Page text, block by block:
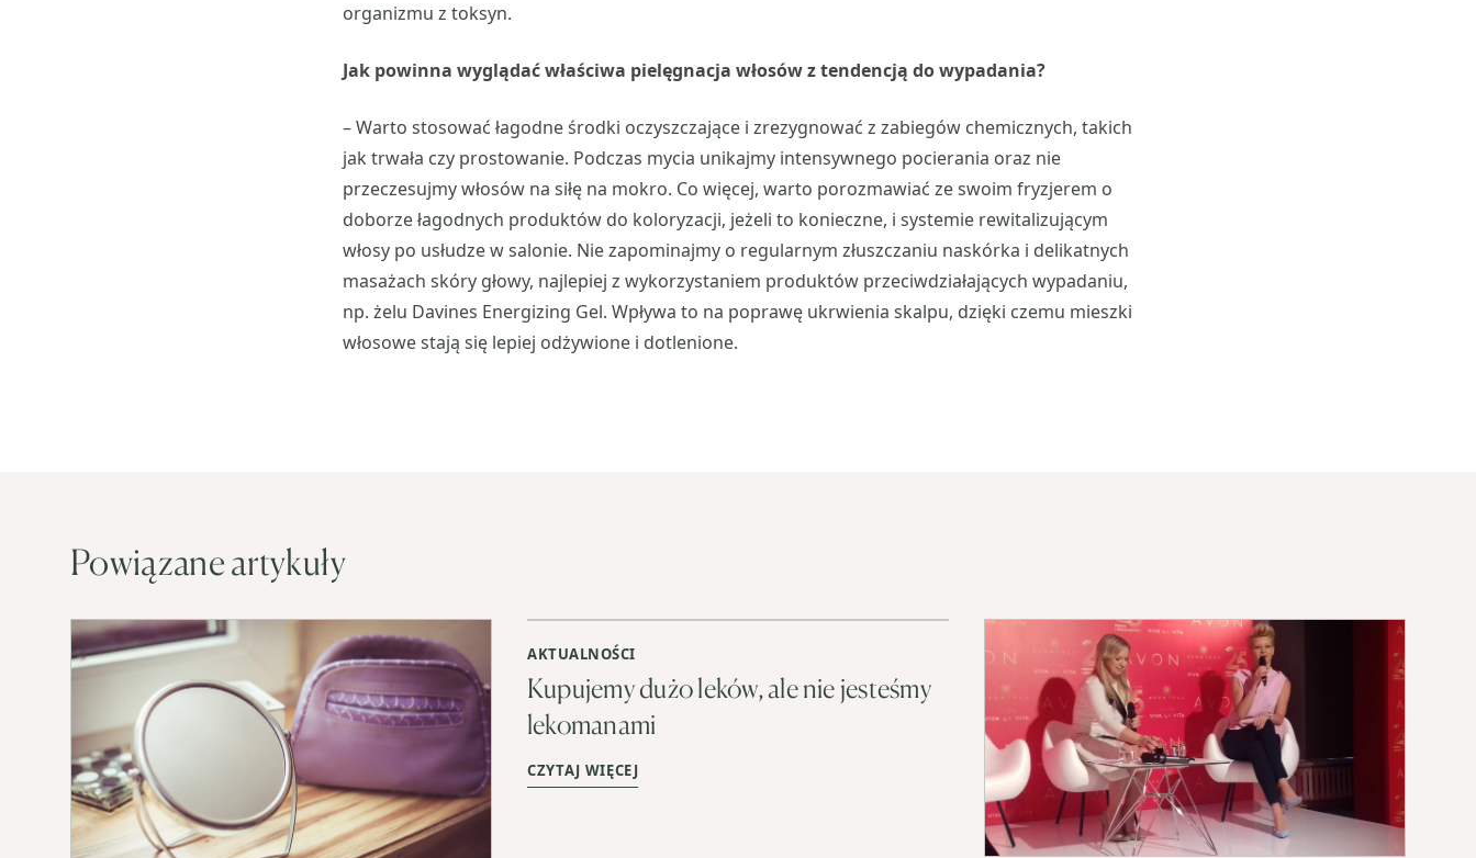
organizmu z toksyn.
Jak powinna wyglądać właściwa pielęgnacja włosów z tendencją do wypadania?
– Warto stosować łagodne środki oczyszczające i zrezygnować z zabiegów chemicznych, takich
jak trwała czy prostowanie. Podczas mycia unikajmy intensywnego pocierania oraz nie
przeczesujmy włosów na siłę na mokro. Co więcej, warto porozmawiać ze swoim fryzjerem o
doborze łagodnych produktów do koloryzacji, jeżeli to konieczne, i systemie rewitalizującym
włosy po usłudze w salonie. Nie zapominajmy o regularnym złuszczaniu naskórka i delikatnych
masażach skóry głowy, najlepiej z wykorzystaniem produktów przeciwdziałających wypadaniu,
np. żelu Davines Energizing Gel. Wpływa to na poprawę ukrwienia skalpu, dzięki czemu mieszki
włosowe stają się lepiej odżywione i dotlenione.
Powiązane artykuły
AKTUALNOŚCI
Kupujemy dużo leków, ale nie jesteśmy
lekomanami
CZYTAJ WIĘCEJ